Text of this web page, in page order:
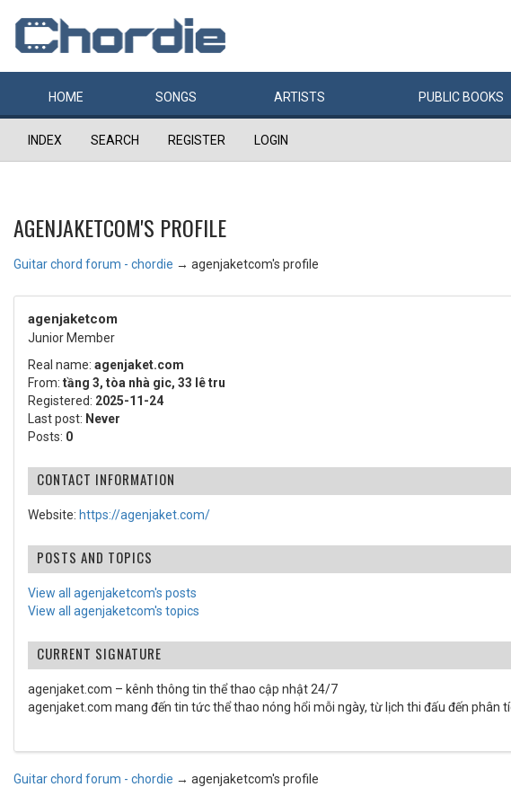
HOME SONGS ARTISTS PUBLIC BOOKS
INDEX SEARCH REGISTER LOGIN
AGENJAKETCOM'S PROFILE
Guitar chord forum - chordie → agenjaketcom's profile
agenjaketcom
Junior Member
Real name: agenjaket.com
From: tầng 3, tòa nhà gic, 33 lê tru
Registered: 2025-11-24
Last post: Never
Posts: 0
CONTACT INFORMATION
Website: https://agenjaket.com/
POSTS AND TOPICS
View all agenjaketcom's posts
View all agenjaketcom's topics
CURRENT SIGNATURE
agenjaket.com – kênh thông tin thể thao cập nhật 24/7
agenjaket.com mang đến tin tức thể thao nóng hổi mỗi ngày, từ lịch thi đấu đến phân
Guitar chord forum - chordie → agenjaketcom's profile